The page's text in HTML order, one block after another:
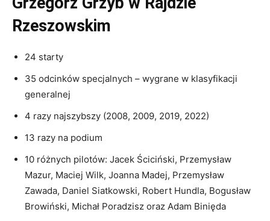
Rzeszowskim
24 starty
35 odcinków specjalnych – wygrane w klasyfikacji
generalnej
4 razy najszybszy (2008, 2009, 2019, 2022)
13 razy na podium
10 różnych pilotów: Jacek Ściciński, Przemysław
Mazur, Maciej Wilk, Joanna Madej, Przemysław
Zawada, Daniel Siatkowski, Robert Hundla, Bogusław
Browiński, Michał Poradzisz oraz Adam Binięda